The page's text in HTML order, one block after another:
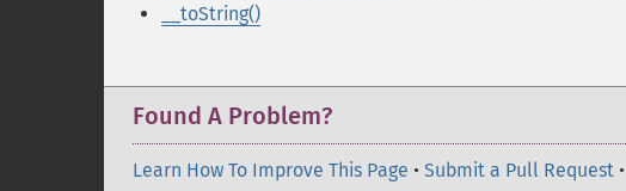
__toString()
Found A Problem?
Learn How To Improve This Page • Submit a Pull Request •